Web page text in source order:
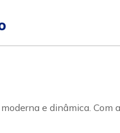
e dinâmica.